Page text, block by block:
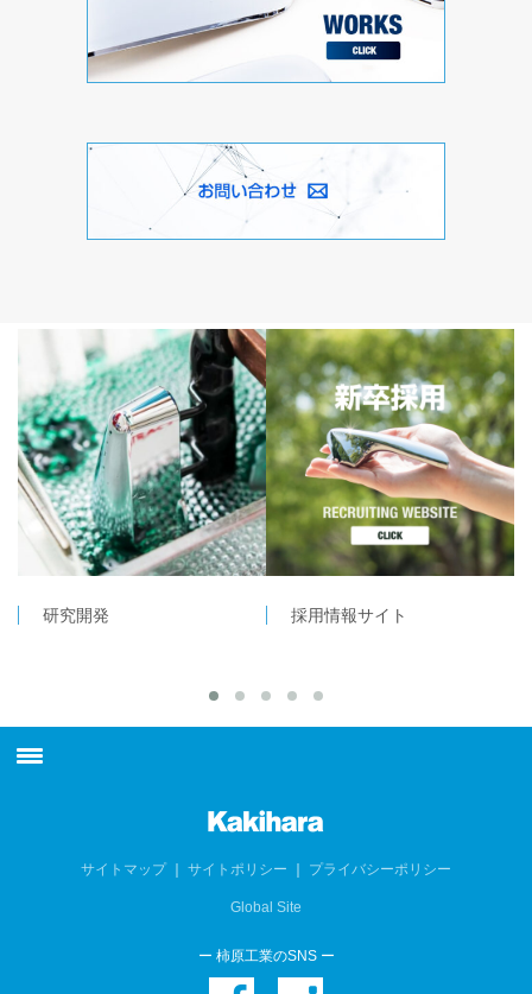
研究開発 採用情報サイト
柿原工業について
サイトマップ｜ サイトポリシー ｜ プライバシーポリシー
Global Site
ー 柿原工業のSNS ー